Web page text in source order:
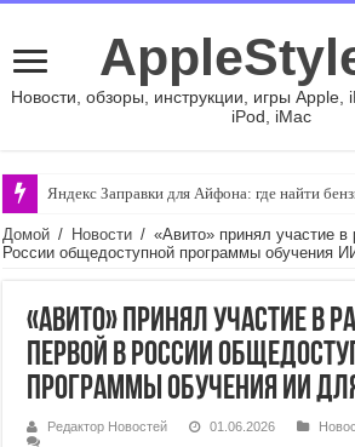
Новости, обзоры, инструкции, игры Apple,
iPod, iMac
Яндекс Заправки для Айфона: где найти
Домой / Новости / «Авито» принял участие в
России общедоступной программы обучения
«Авито» принял участие в
первой в России
программы обучения ИИ
Редактор Новостей 01.06.2026